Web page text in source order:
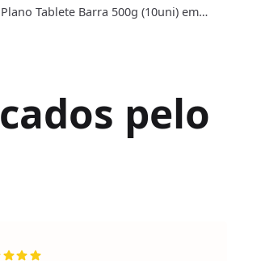
Plano Tablete Barra 500g (10uni) em
pelo